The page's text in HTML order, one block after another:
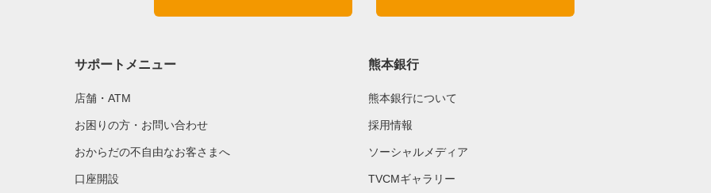
サポートメニュー
店舗・ATM
お困りの方・お問い合わせ
おからだの不自由なお客さまへ
口座開設
熊本銀行
熊本銀行について
採用情報
ソーシャルメディア
TVCMギャラリー